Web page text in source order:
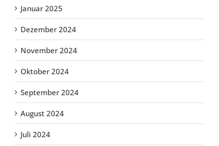
Januar 2025
Dezember 2024
November 2024
Oktober 2024
September 2024
August 2024
Juli 2024